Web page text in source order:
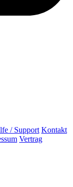
/ Support Kontakt
Vertrag